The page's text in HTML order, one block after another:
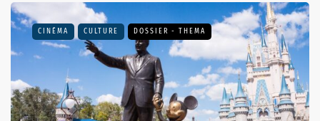
CINÉMA CULTURE DOSSIER - THEMA